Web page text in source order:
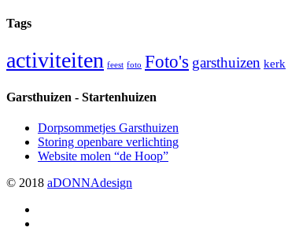
Tags
activiteiten feest foto Foto's garsthuizen kerk
Garsthuizen - Startenhuizen
Dorpsommetjes Garsthuizen
Storing openbare verlichting
Website molen “de Hoop”
© 2018 aDONNAdesign